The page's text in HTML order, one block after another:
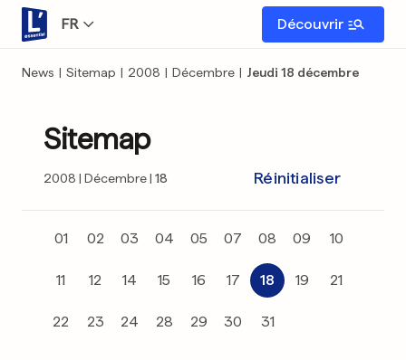
FR Découvrir
News | Sitemap | 2008 | Décembre | Jeudi 18 décembre
Sitemap
2008 Décembre 18 Réinitialiser
01 02 03 04 05 07 08 09 10
11 12 14 15 16 17 18 19 21
22 23 24 28 29 30 31